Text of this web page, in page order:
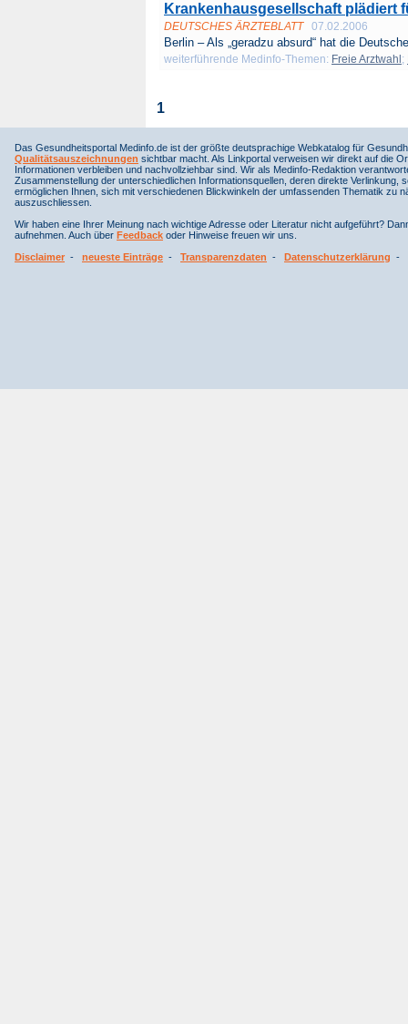
Krankenhausgesellschaft plädiert
DEUTSCHES ÄRZTEBLATT 07.02.2006
Berlin – Als „geradzu absurd“ hat die
weiterführende Medinfo-Themen: Freie Arztwahl ;
1
Das Gesundheitsportal Medinfo.de ist der größte deutsprachige Webkatalog für
Qualitätsauszeichnungen sichtbar macht. Als Linkportal verweisen wir direkt auf die
Informationen verbleiben und nachvollziehbar sind. Wir als Medinfo-Redaktion
Zusammenstellung der unterschiedlichen Informationsquellen, deren direkte
ermöglichen Ihnen, sich mit verschiedenen Blickwinkeln der umfassenden Thematik
auszuschliessen.
Wir haben eine Ihrer Meinung nach wichtige Adresse oder Literatur nicht aufgeführt?
aufnehmen. Auch über Feedback oder Hinweise freuen wir uns.
Disclaimer - neueste Einträge - Transparenzdaten - Datenschutzerklärung -